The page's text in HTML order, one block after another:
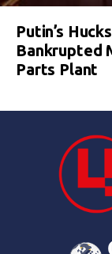
Putin’s
Bankrupted
Parts Plant